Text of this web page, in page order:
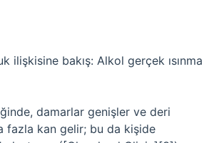
ilişkisine bakış: Alkol gerçek ısınma
damarlar genişler ve deri
fazla kan gelir; bu da kişide